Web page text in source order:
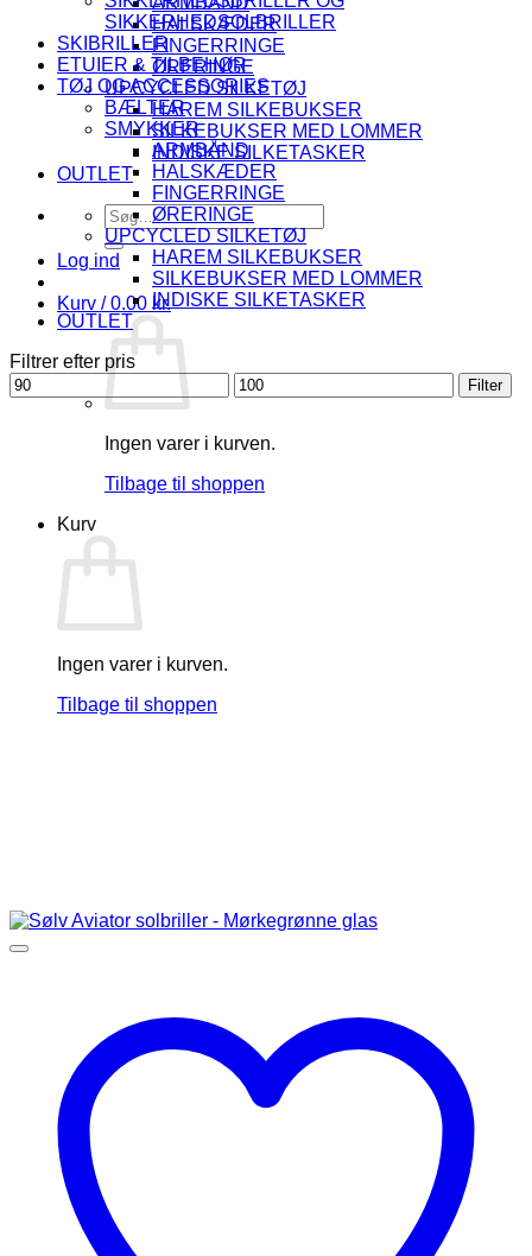
HALSKÆDER
FINGERRINGE
ØRERINGE
UPCYCLED SILKETØJ
HAREM SILKEBUKSER
SILKEBUKSER MED LOMMER
INDISKE SILKETASKER
OUTLET
Søg
efter:
Log ind
Kurv /0.00 kr.
Ingen varer i kurven.
Tilbage til shoppen
Kurv
Ingen varer i kurven.
Tilbage til shoppen
SIKKERHEDSOLBRILLER
SKIBRILLER
ETUIER & TILBEHØR
TØJ OG ACCESSORIES
BÆLTER
SMYKKER
ARMBÅND
HALSKÆDER
FINGERRINGE
ØRERINGE
UPCYCLED SILKETØJ
HAREM SILKEBUKSER
SILKEBUKSER MED LOMMER
INDISKE SILKETASKER
OUTLET
Filtrer efter pris
Mindste
pris
Højeste
pris
Filter